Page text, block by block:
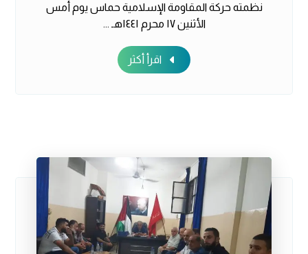
نظمته حركة المقاومة الإسلامية حماس يوم أمس
الأثنين ١٧ محرم ١٤٤١هـ ...
اقرأ أكثر